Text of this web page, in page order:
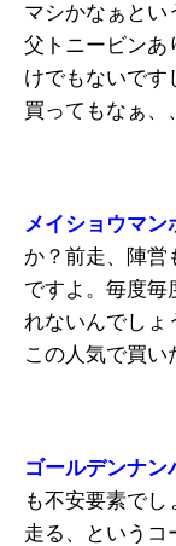
マシかなぁとい
父トニービンあ
けでもないです
買ってもなぁ、
メイショウマン
か？前走、陣営
ですよ。毎度毎
れないんでしょ
この人気で買い
ゴールデンナン
も不安要素で
走る、というコ